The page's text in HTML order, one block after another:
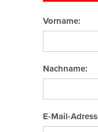
Vorname:
Nachname:
E-Mail-